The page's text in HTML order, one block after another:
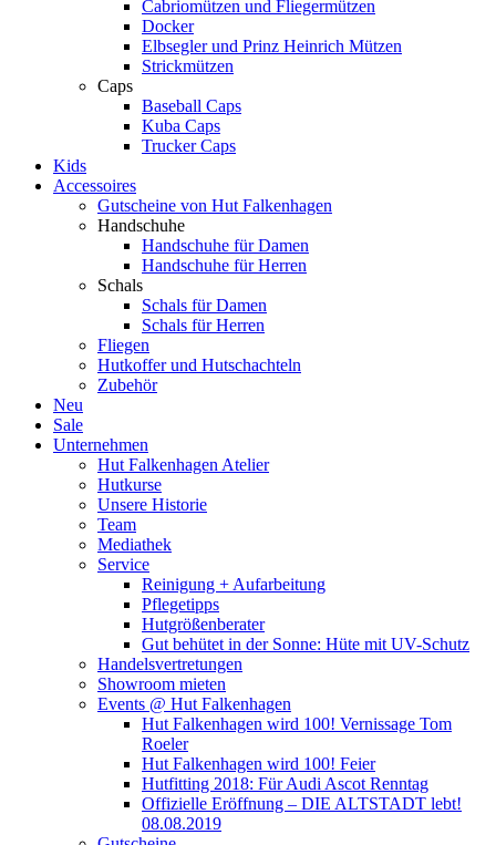
Cabriomützen und Fliegermützen
Docker
Elbsegler und Prinz Heinrich Mützen
Strickmützen
Caps
Baseball Caps
Kuba Caps
Trucker Caps
Kids
Accessoires
Gutscheine von Hut Falkenhagen
Handschuhe
Handschuhe für Damen
Handschuhe für Herren
Schals
Schals für Damen
Schals für Herren
Fliegen
Hutkoffer und Hutschachteln
Zubehör
Neu
Sale
Unternehmen
Hut Falkenhagen Atelier
Hutkurse
Unsere Historie
Team
Mediathek
Service
Reinigung + Aufarbeitung
Pflegetipps
Hutgrößenberater
Gut behütet in der Sonne: Hüte mit UV-Schutz
Handelsvertretungen
Showroom mieten
Events @ Hut Falkenhagen
Hut Falkenhagen wird 100! Vernissage Tom
Roeler
Hut Falkenhagen wird 100! Feier
Hutfitting 2018: Für Audi Ascot Renntag
Offizielle Eröffnung – DIE ALTSTADT lebt!
08.08.2019